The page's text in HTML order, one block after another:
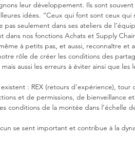
leur développement. Ils sont
idées. “Ceux qui font sont ceux
pas seulement dans ses ateliers de
dans nos fonctions Achats et Supply
à petits pas, et aussi, reconnaître et
rôle de créer les conditions des
aussi les erreurs à éviter ainsi que
existent : REX (retours d'expérience),
et de permissions, de bienveillance
conditions de la montée dans l’échelle
se sent important et contribue à la